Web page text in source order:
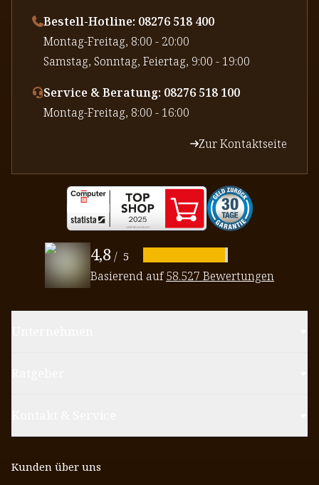
Bestell-Hotline: 08276 518 400
⁠Montag-Freitag, 8:00 - 20:00
⁠Samstag, Sonntag, Feiertag, 9:00 - 19:00
Service & Beratung: 08276 518 100
⁠Montag-Freitag, 8:00 - 16:00
Zur Kontaktseite
4,8/ 5
Basierend auf58.527 Bewertungen
Kunden über uns